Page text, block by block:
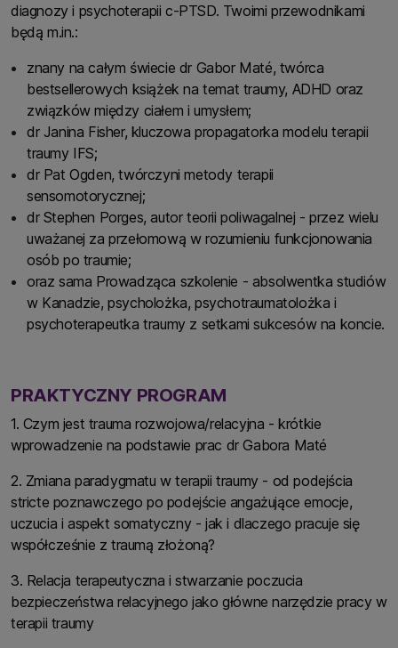
diagnozy i psychoterapii c-PTSD. Twoimi przewodnikami
będą m.in.:
znany na całym świecie dr Gabor Maté, twórca
bestsellerowych książek na temat traumy, ADHD oraz
związków między ciałem i umysłem;
dr Janina Fisher, kluczowa propagatorka modelu terapii
traumy IFS;
dr Pat Ogden, twórczyni metody terapii
sensomotorycznej;
dr Stephen Porges, autor teorii poliwagalnej - przez wielu
uważanej za przełomową w rozumieniu funkcjonowania
osób po traumie;
oraz sama Prowadząca szkolenie - absolwentka studiów
w Kanadzie, psycholożka, psychotraumatolożka i
psychoterapeutka traumy z setkami sukcesów na koncie.
PRAKTYCZNY PROGRAM
1. Czym jest trauma rozwojowa/relacyjna - krótkie
wprowadzenie na podstawie prac dr Gabora Maté
2. Zmiana paradygmatu w terapii traumy - od podejścia
stricte poznawczego po podejście angażujące emocje,
uczucia i aspekt somatyczny - jak i dlaczego pracuje się
współcześnie z traumą złożoną?
3. Relacja terapeutyczna i stwarzanie poczucia
bezpieczeństwa relacyjnego jako główne narzędzie pracy w
terapii traumy